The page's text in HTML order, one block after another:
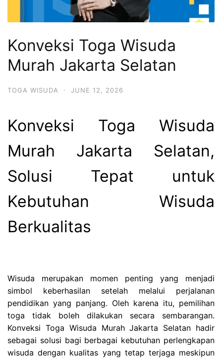
Konveksi Toga Wisuda
Murah Jakarta Selatan
TOGA WISUDA · JUNE 12, 2026
Konveksi Toga Wisuda
Murah Jakarta Selatan,
Solusi Tepat untuk
Kebutuhan Wisuda
Berkualitas
Wisuda merupakan momen penting yang menjadi
simbol keberhasilan setelah melalui perjalanan
pendidikan yang panjang. Oleh karena itu, pemilihan
toga tidak boleh dilakukan secara sembarangan.
Konveksi Toga Wisuda Murah Jakarta Selatan hadir
sebagai solusi bagi berbagai kebutuhan perlengkapan
wisuda dengan kualitas yang tetap terjaga meskipun